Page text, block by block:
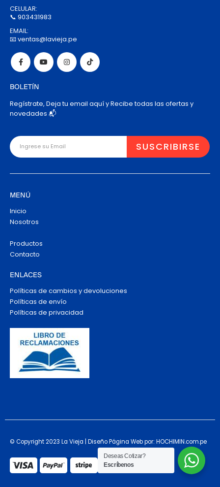
CELULAR:
📞 903431983
EMAIL:
📧 ventas@lavieja.pe
BOLETÍN
Regístrate, Deja tu email aquí y Recibe todas las ofertas y
novedades 📬
MENÚ
Inicio
Nosotros
Productos
Contacto
ENLACES
Políticas de cambios y devoluciones
Políticas de envío
Políticas de privacidad
© Copyright 2023 La Vieja | Diseño Página Web por: HOCHIMIN.com.pe
Deseas Cotizar?
Escríbenos